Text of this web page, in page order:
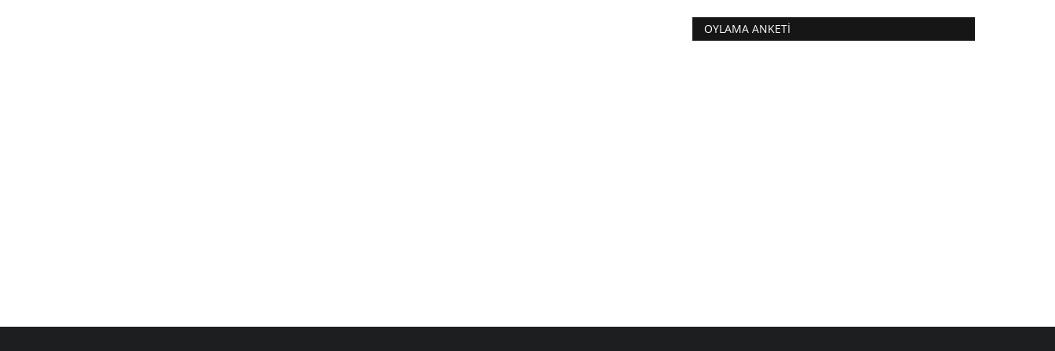
OYLAMA ANKETI